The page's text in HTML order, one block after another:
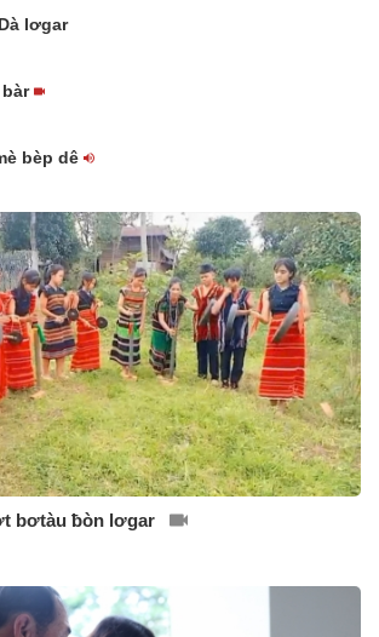
lơgar
bèp dê
bơtàu ƀòn lơgar